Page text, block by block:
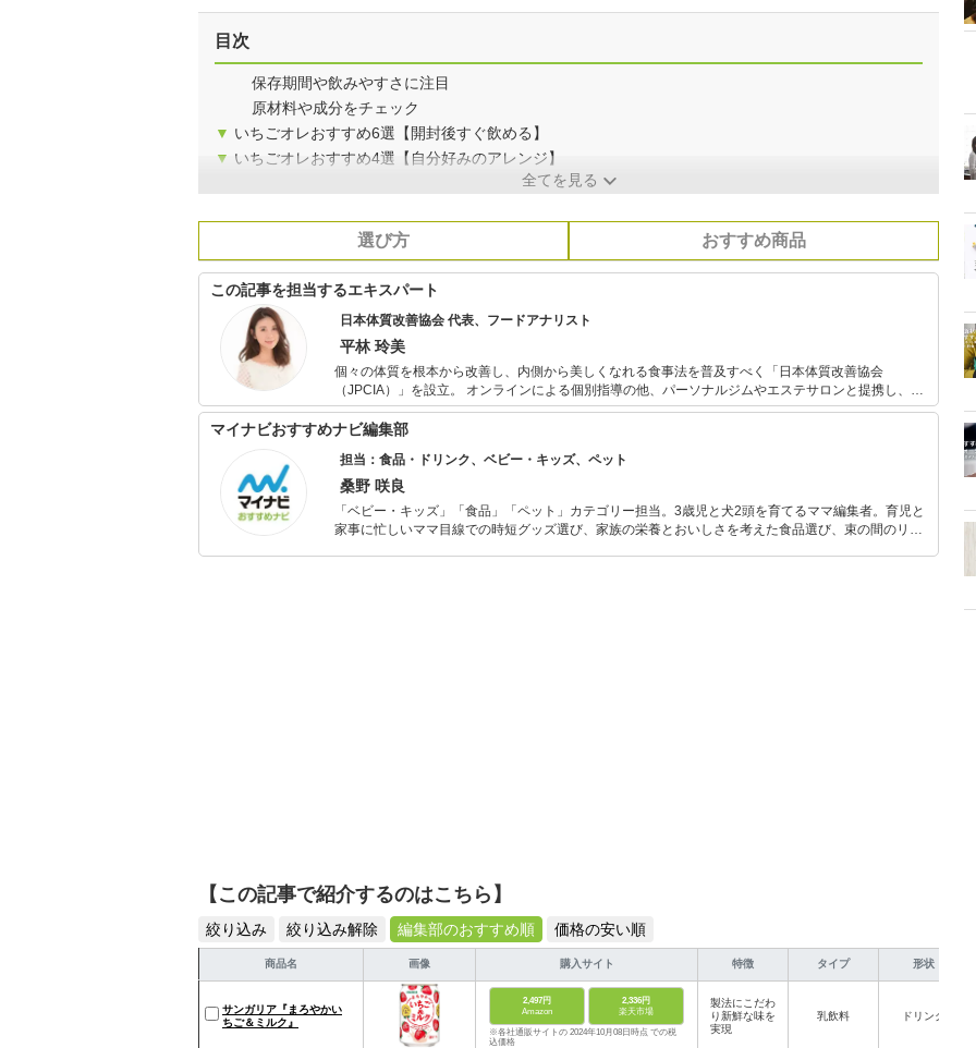
目次
保存期間や飲みやすさに注目
原材料や成分をチェック
▼ いちごオレおすすめ6選【開封後すぐ飲める】
▼ いちごオレおすすめ4選【自分好みのアレンジ】
全てを見る
選び方 おすすめ商品
この記事を担当するエキスパート
日本体質改善協会 代表、フードアナリスト
平林 玲美
個々の体質を根本から改善し、内側から美しくなれる食事法を普及すべく「日本体質改善協会
（JPCIA）」を設立。 オンラインによる個別指導の他、パーソナルジムやエステサロンと提携し、体
質改善を目的とする食事指導を行う。 また、各種メディアにて食にまつわる美容・健康情報や今日か
ら取り入れられる簡単ダイエット・体質改善メソッドを発信している。 フードアナリスト協会主催・
マイナビおすすめナビ編集部
担当：食品・ドリンク、ベビー・キッズ、ペット
桑野 咲良
「ベビー・キッズ」「食品」「ペット」カテゴリー担当。3歳児と犬2頭を育てるママ編集者。育児と
家事に忙しいママ目線での時短グッズ選び、家族の栄養とおいしさを考えた食品選び、束の間のリラ
【この記事で紹介するのはこちら】
絞り込み 絞り込み解除 編集部のおすすめ順 価格の安い順
商品名 画像 購入サイト 特徴 タイプ 形状
サンガリア『まろやかい
ちご＆ミルク』
2,497円
Amazon
2,336円
楽天市場
※各社通販サイトの 2024年10月08日時点 での税
込価格
製法にこだわ
り新鮮な味を
実現
乳飲料 ドリンク